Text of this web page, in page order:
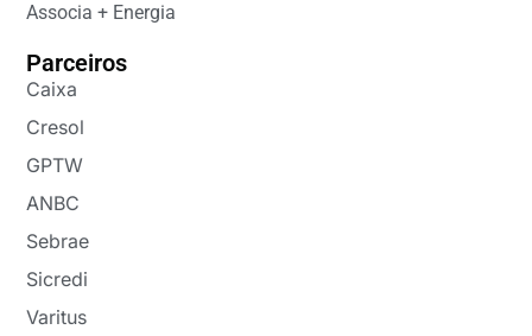
Associa + Energia
Parceiros
Caixa
Cresol
GPTW
ANBC
Sebrae
Sicredi
Varitus